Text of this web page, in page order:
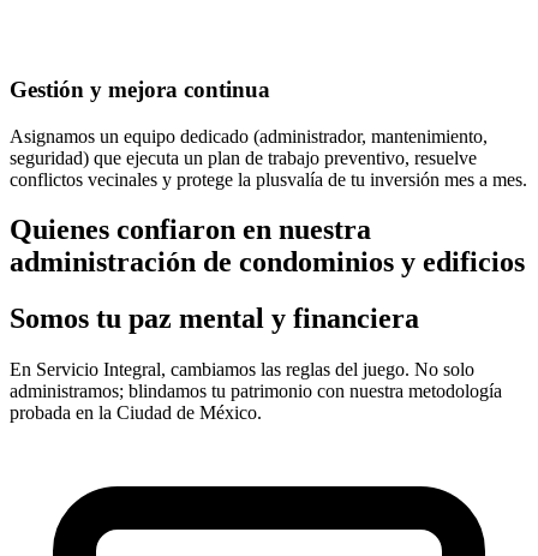
Gestión y mejora continua
Asignamos un equipo dedicado (administrador, mantenimiento,
seguridad) que ejecuta un plan de trabajo preventivo, resuelve
conflictos vecinales y protege la plusvalía de tu inversión mes a mes.
Quienes confiaron en nuestra
administración de condominios y edificios
Somos tu paz mental y financiera
En Servicio Integral, cambiamos las reglas del juego. No solo
administramos; blindamos tu patrimonio con nuestra metodología
probada en la Ciudad de México.